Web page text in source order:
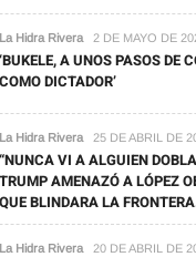
La Hidra Rivera 2 DE MAYO DE
‘BUKELE, A UNOS PASOS DE
COMO DICTADOR’
La Hidra Rivera 25 DE ABRIL DE
“NUNCA VI A ALGUIEN
TRUMP AMENAZÓ A LÓPEZ
QUE BLINDARA LA
La Hidra Rivera 20 DE ABRIL DE